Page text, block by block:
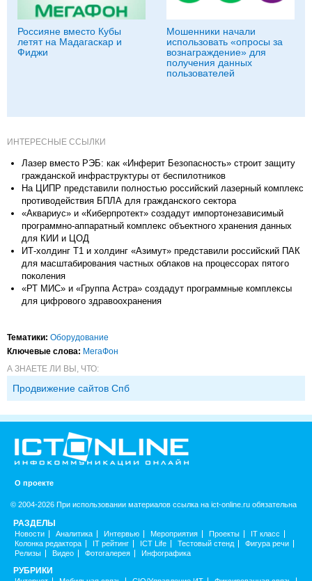
Россияне вместо Кубы
летят на Мадагаскар и
Фиджи
Мошенники начали
использовать «опросы за
вознаграждение» для
получения данных
пользователей
ИНТЕРЕСНЫЕ ССЫЛКИ
Лазер вместо РЭБ: как «Инферит Безопасность» строит защиту
гражданской инфраструктуры от беспилотников
На ЦИПР представили полностью российский лазерный комплекс
противодействия БПЛА для гражданского сектора
«Аквариус» и «Киберпротект» создадут импортонезависимый
программно-аппаратный комплекс объектного хранения данных
для КИИ и ЦОД
ИТ-холдинг Т1 и холдинг «Азимут» представили российский ПАК
для масштабирования частных облаков на процессорах пятого
поколения
«РТ МИС» и «Группа Астра» создадут программные комплексы
для цифрового здравоохранения
Тематики: Оборудование
Ключевые слова: МегаФон
А ЗНАЕТЕ ЛИ ВЫ, ЧТО:
Продвижение сайтов Спб
О проекте
© 2004-2026 При использовании материалов ссылка на ict-online.ru обязательна
РАЗДЕЛЫ
Новости Аналитика Интервью Мероприятия Проекты
IT класс
Колонка редактора
IT рейтинг ICT Life Тестовый стенд
Фигура речи
Релизы
Видео Фотогалерея Инфографика
РУБРИКИ